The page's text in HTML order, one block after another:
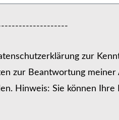
zur
zur Beantwortung
Hinweis: Sie können